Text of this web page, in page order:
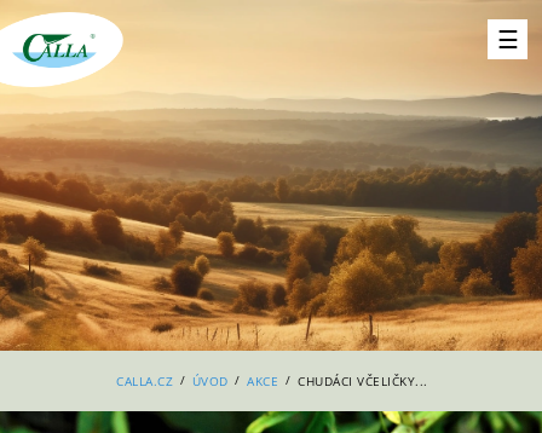
CALLA.CZ / ÚVOD / AKCE / CHUDÁCI VČELIČKY...